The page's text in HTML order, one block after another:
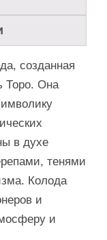
созданная
Торо. Она
в духе
тенями
Колода
и
и